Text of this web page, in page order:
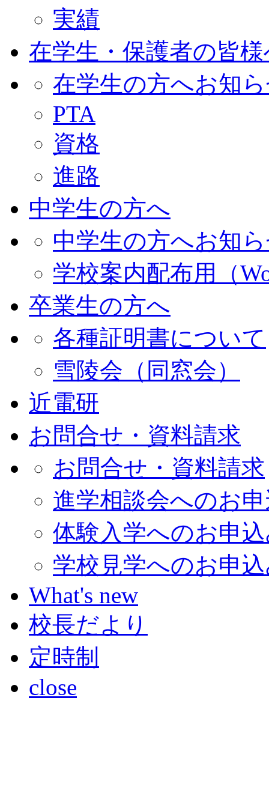
実績
在学生・保護者の皆
在学生の方へお知
PTA
資格
進路
中学生の方へ
中学生の方へお知
学校案内配布用（
卒業生の方へ
各種証明書について
雪陵会（同窓会）
近電研
お問合せ・資料請求
お問合せ・資料請求
進学相談会へのお
体験入学へのお申
学校見学へのお申
What's new
校長だより
定時制
close